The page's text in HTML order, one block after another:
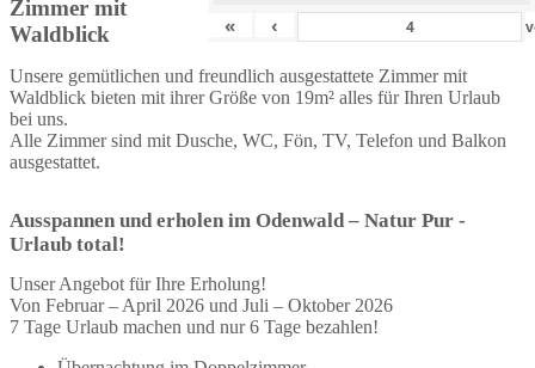
« ‹
Zimmer mit
Waldblick
Unsere gemütlichen und freundlich ausgestattete Zimmer mit
Waldblick bieten mit ihrer Größe von 19m² alles für Ihren Urlaub
bei uns.
Alle Zimmer sind mit Dusche, WC, Fön, TV, Telefon und Balkon
ausgestattet.
Ausspannen und erholen im Odenwald – Natur Pur -
Urlaub total!
Unser Angebot für Ihre Erholung!
Von Februar – April 2026 und Juli – Oktober 2026
7 Tage Urlaub machen und nur 6 Tage bezahlen!